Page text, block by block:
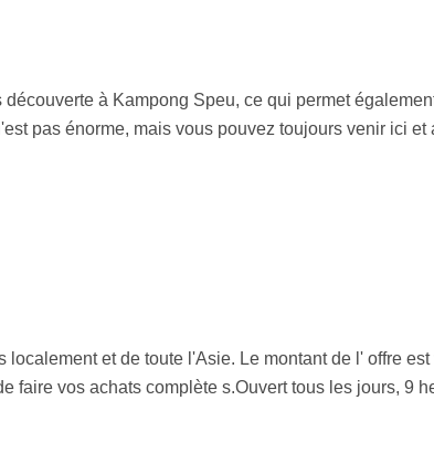
à Kampong Speu, ce qui permet
pas énorme, mais vous pouvez toujours venir ici
et de toute l'Asie. Le montant de l' offre
faire vos achats complète s.Ouvert tous les jours, 9